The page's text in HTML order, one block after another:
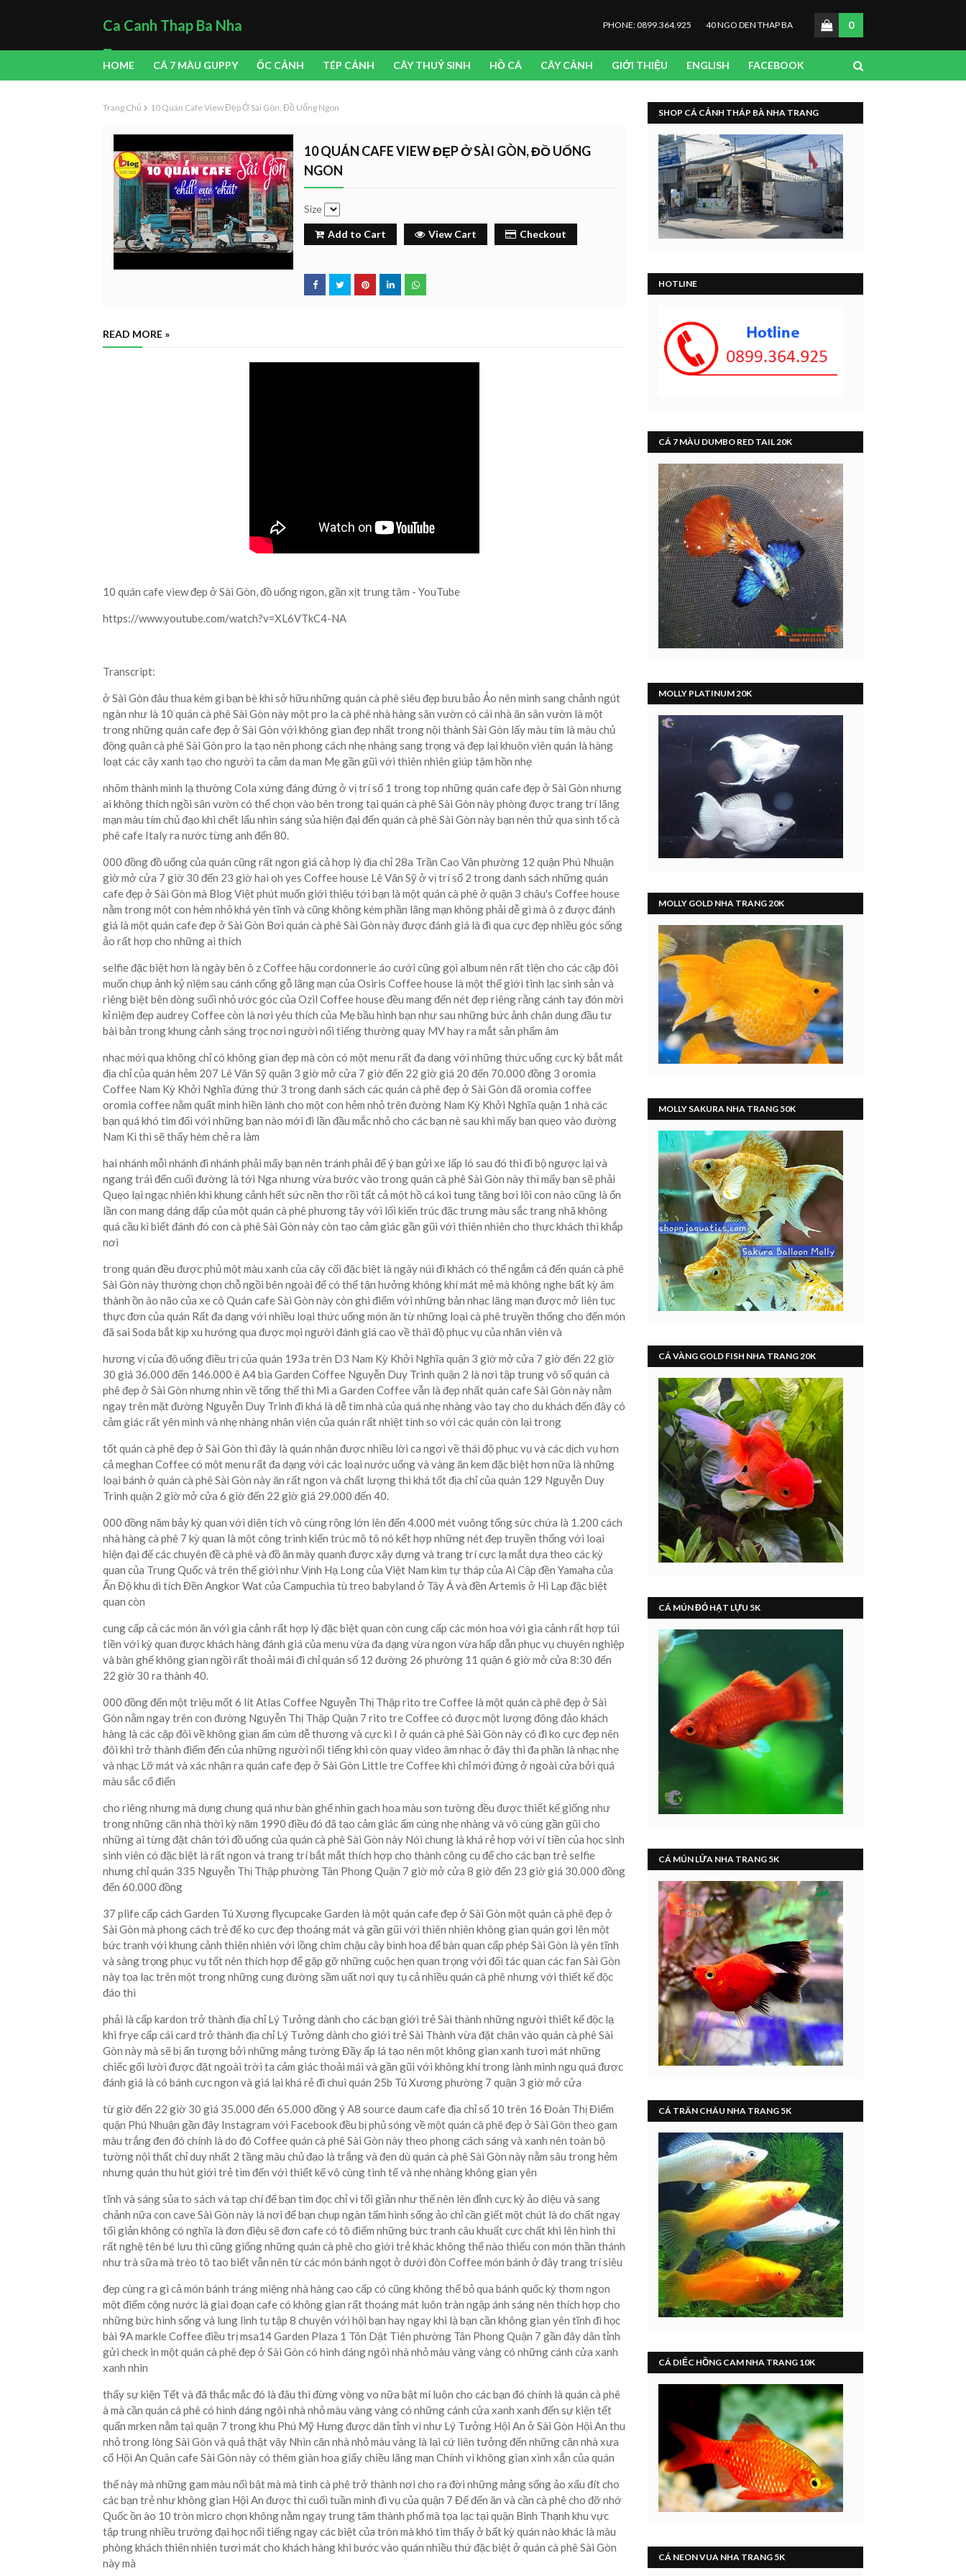
Ca Canh Thap Ba Nha
Trang
PHONE: 0899.364.925 40 NGO DEN THAP BA 0
HOME CÁ 7 MÀU GUPPY ỐC CẢNH TÉP CẢNH CÂY THUỶ SINH HỒ CÁ CÂY CẢNH GIỚI THIỆU ENGLISH FACEBOOK
Trang Chủ 10 Quán Cafe View Đẹp Ở Sài Gòn, Đồ Uống Ngon
10 QUÁN CAFE VIEW ĐẸP Ở SÀI GÒN, ĐỒ UỐNG
NGON
Size
Add to Cart View Cart Checkout
READ MORE »
10 quán cafe view đẹp ở Sài Gòn, đồ uống ngon, gần xịt trung tâm - YouTube
https://www.youtube.com/watch?v=XL6VTkC4-NA
Transcript:
ở Sài Gòn đâu thua kém gì bạn bè khi sở hữu những quán cà phê siêu đẹp bưu bảo Ảo nên mình sang chảnh ngút
ngàn như là 10 quán cà phê Sài Gòn này một pro la cà phê nhà hàng sân vườn có cái nhà ăn sân vườn là một
trong những quán cafe đẹp ở Sài Gòn với không gian đẹp nhất trong nội thành Sài Gòn lấy màu tím là màu chủ
động quân cà phê Sài Gòn pro la tạo nên phong cách nhẹ nhàng sang trọng và đẹp lại khuôn viên quán là hàng
loạt các cây xanh tạo cho người ta cảm da man Mẹ gần gũi với thiên nhiên giúp tâm hồn nhẹ
nhõm thành mình lạ thường Cola xứng đáng đứng ở vị trí số 1 trong top những quán cafe đẹp ở Sài Gòn nhưng
ai không thích ngồi sân vườn có thể chọn vào bên trong tại quán cà phê Sài Gòn này phòng được trang trí lãng
mạn màu tím chủ đạo khi chết lẩu nhìn sáng sủa hiện đại đến quán cà phê Sài Gòn này bạn nên thử qua sinh tố cà
phê cafe Italy ra nước từng anh đến 80.
000 đồng đồ uống của quán cũng rất ngon giá cả hợp lý địa chỉ 28a Trần Cao Vân phường 12 quận Phú Nhuận
giờ mở cửa 7 giờ 30 đến 23 giờ hai oh yes Coffee house Lê Văn Sỹ ở vị trí số 2 trong danh sách những quán
cafe đẹp ở Sài Gòn mà Blog Việt phút muốn giới thiệu tới bạn là một quán cà phê ở quận 3 châu's Coffee house
nằm trong một con hẻm nhỏ khá yên tĩnh và cũng không kém phần lãng mạn không phải dễ gì mà ô z được đánh
giá là một quán cafe đẹp ở Sài Gòn Bơi quán cà phê Sài Gòn này được đánh giá là đi qua cực đẹp nhiều góc sống
ảo rất hợp cho những ai thích
selfie đặc biệt hơn là ngày bên ô z Coffee hậu cordonnerie áo cưới cũng gọi album nên rất tiện cho các cặp đôi
muốn chụp ảnh kỷ niệm sau cánh cổng gỗ lãng mạn của Osiris Coffee house là một thế giới tinh lạc sinh sản và
riêng biệt bên dòng suối nhỏ ước góc của Ozil Coffee house đều mang đến nét đẹp riêng rằng cánh tay đón mời
kỉ niệm đẹp audrey Coffee còn là nơi yêu thích của Mẹ bầu hình bạn như sau những bức ảnh chân dung đầu tư
bài bản trong khung cảnh sáng trọc nơi người nổi tiếng thường quay MV hay ra mắt sản phẩm âm
nhạc mới qua không chỉ có không gian đẹp mà còn có một menu rất đa dạng với những thức uống cực kỳ bắt mắt
địa chỉ của quán hẻm 207 Lê Văn Sỹ quận 3 giờ mở cửa 7 giờ đến 22 giờ giá 20 đến 70.000 đồng 3 oromia
Coffee Nam Kỳ Khởi Nghĩa đứng thứ 3 trong danh sách các quán cà phê đẹp ở Sài Gòn đã oromia coffee
oromia coffee nằm quất mình hiền lành cho một con hẻm nhỏ trên đường Nam Kỳ Khởi Nghĩa quận 1 nhà các
bạn quá khó tim đối với những bạn nào mới đi lần đầu mắc nhỏ cho các bạn nè sau khi mấy bạn quẹo vào đường
Nam Kì thì sẽ thấy hèm chẻ ra làm
hai nhánh mỗi nhánh đi nhánh phải mấy bạn nên tránh phải để ý bạn gửi xe lấp ló sau đó thì đi bộ ngược lại và
ngang trái đến cuối đường là tới Nga nhưng vừa bước vào trong quán cà phê Sài Gòn này thì mấy bạn sẽ phải
Quẹo lại ngạc nhiên khi khung cảnh hết sức nền thơ rồi tất cả một hồ cá koi tung tăng bơi lội con nào cũng là ổn
lần con mang dáng dấp của một quán cà phê phương tây với lối kiến trúc đặc trưng màu sắc trang nhã không
quá cầu kì biết đánh đó con cà phê Sài Gòn này còn tạo cảm giác gần gũi với thiên nhiên cho thực khách thì khắp
nơi
trong quán đều được phủ một màu xanh của cây cối đặc biệt là ngày núi đi khách có thể ngắm cá đến quán cà phê
Sài Gòn này thường chọn chỗ ngồi bên ngoài để có thể tận hưởng không khí mát mẻ mà không nghe bất kỳ âm
thành ồn ào não của xe cô Quán cafe Sài Gòn này còn ghi điểm với những bản nhạc lãng mạn được mở liên tục
thực đơn của quán Rất đa dạng với nhiều loại thức uống món ăn từ những loại cà phê truyền thống cho đến món
đã sai Soda bắt kịp xu hướng qua được mọi người đánh giá cao về thái độ phục vụ của nhân viên và
hương vị của độ uống điều trị của quán 193a trên D3 Nam Kỳ Khởi Nghĩa quận 3 giờ mở cửa 7 giờ đến 22 giờ
30 giá 36.000 đến 146.000 ê A4 bia Garden Coffee Nguyễn Duy Trinh quận 2 là nơi tập trung vô số quán cà
phê đẹp ở Sài Gòn nhưng nhìn về tổng thể thì Mi a Garden Coffee vẫn là đẹp nhất quán cafe Sài Gòn này nằm
ngay trên mặt đường Nguyễn Duy Trinh đi khá là dễ tìm nhà của quá nhẹ nhàng vào tay cho du khách đến đây có
cảm giác rất yên mình và nhẹ nhàng nhân viên của quán rất nhiệt tình so với các quán còn lại trong
tốt quán cà phê đẹp ở Sài Gòn thì đây là quán nhận được nhiều lời ca ngợi về thái độ phục vụ và các dịch vụ hơn
cả meghan Coffee có một menu rất đa dạng với các loại nước uống và vàng ăn kem đặc biệt hơn nữa là những
loại bánh ở quán cà phê Sài Gòn này ăn rất ngon và chất lượng thì khá tốt địa chỉ của quán 129 Nguyễn Duy
Trinh quận 2 giờ mở cửa 6 giờ đến 22 giờ giá 29.000 đến 40.
000 đồng năm bảy kỳ quan với diện tích vô cùng rộng lớn lên đến 4.000 mét vuông tổng sức chứa là 1.200 cách
nhà hàng cà phê 7 kỳ quan là một công trình kiến trúc mô tô nó kết hợp những nét đẹp truyền thống với loại
hiện đại đế các chuyên đề cà phê và đồ ăn mày quanh được xây dựng và trang trí cực lạ mắt dựa theo các kỳ
quan của Trung Quốc và trên thế giới như Vịnh Hạ Long của Việt Nam kim tự tháp của Ai Cập đền Yamaha của
Ấn Độ khu di tích Đền Angkor Wat của Campuchia tù treo babyland ở Tây Á và đền Artemis ở Hi Lạp đặc biệt
quan còn
cung cấp cả các món ăn với gia cảnh rất hợp lý đặc biệt quan còn cung cấp các món hoa với gia cảnh rất hợp túi
tiền với kỳ quan được khách hàng đánh giá của menu vừa đa dạng vừa ngon vừa hấp dẫn phục vụ chuyên nghiệp
và bàn ghế không gian ngồi rất thoải mái đi chỉ quán số 12 đường 26 phường 11 quận 6 giờ mở cửa 8:30 đến
22 giờ 30 ra thành 40.
000 đồng đến một triệu mốt 6 lít Atlas Coffee Nguyễn Thị Thập rito tre Coffee là một quán cà phê đẹp ở Sài
Gòn nằm ngay trên con đường Nguyễn Thị Thập Quận 7 rito tre Coffee có được một lượng đông đảo khách
hàng là các cặp đôi về không gian ấm cúm dễ thương và cực kì I ở quán cà phê Sài Gòn này có đi ko cực đẹp nên
đôi khi trở thành điểm đến của những người nổi tiếng khi còn quay video âm nhạc ở đây thì đa phần là nhạc nhẹ
và nhạc Lỡ mát và xác nhận ra quán cafe đẹp ở Sài Gòn Little tre Coffee khi chỉ mới đứng ở ngoài cửa bởi quá
màu sắc cổ điển
cho riêng nhưng mà dụng chung quá như bàn ghế nhìn gạch hoa màu sơn tường đều được thiết kế giống như
trong những căn nhà thời kỳ năm 1990 điều đó đã tạo cảm giác ấm cúng nhẹ nhàng và vô cùng gần gũi cho
những ai từng đặt chân tới đồ uống của quán cà phê Sài Gòn này Nói chung là khá rẻ hợp với ví tiền của học sinh
sinh viên có đặc biệt là rất ngon và trang trí bắt mắt thích hợp cho thành công cụ để cho các bạn trẻ selfie
nhưng chỉ quán 335 Nguyễn Thị Thập phường Tân Phong Quận 7 giờ mở cửa 8 giờ đến 23 giờ giá 30.000 đồng
đến 60.000 đồng
37 plife cấp cách Garden Tú Xương flycupcake Garden là một quán cafe đẹp ở Sài Gòn một quán cà phê đẹp ở
Sài Gòn mà phong cách trẻ để ko cực đẹp thoáng mát và gần gũi với thiên nhiên không gian quán gợi lên một
bức tranh với khung cảnh thiên nhiên với lồng chim chậu cây bình hoa để bàn quan cấp phép Sài Gòn là yên tĩnh
và sàng trọng phục vụ tốt nên thích hợp để gặp gỡ những cuộc hẹn quan trọng với đối tác quan các fan Sài Gòn
này tọa lạc trên một trong những cung đường sầm uất nơi quy tụ cả nhiều quán cà phê nhưng với thiết kế độc
đáo thì
phải là cấp kardon trở thành địa chỉ Lý Tưởng dành cho các bạn giới trẻ Sài thành những người thiết kế độc lạ
khi frye cấp cái card trở thành địa chỉ Lý Tưởng dành cho giới trẻ Sài Thành vừa đặt chân vào quán cà phê Sài
Gòn này mà sẽ bị ẩn tượng bởi những mảng tường Đầy ấp lá tạo nên một không gian xanh tươi mát những
chiếc gối lười được đặt ngoài trời ta cảm giác thoải mái và gần gũi với không khí trong lành mình ngu quá được
đánh giá là có bánh cực ngon và giá lại khá rẻ đi chui quán 25b Tú Xương phường 7 quận 3 giờ mở cửa
từ giờ đến 22 giờ 30 giá 35.000 đến 65.000 đồng ý A8 source daum cafe địa chỉ số 10 trên 16 Đoàn Thị Điểm
quận Phú Nhuận gần đây Instagram với Facebook đều bị phủ sóng về một quán cà phê đẹp ở Sài Gòn theo gam
màu trắng đen đó chính là do đó Coffee quán cà phê Sài Gòn này theo phong cách sáng và xanh nên toàn bộ
tường nội thất chỉ duy nhất 2 tầng màu chủ đạo là trắng và đen dù quán cà phê Sài Gòn này nằm sâu trong hẻm
nhưng quán thu hút giới trẻ tìm đến với thiết kế vô cùng tinh tế và nhẹ nhàng không gian yên
tĩnh và sáng sủa to sách và tạp chí để bạn tìm đọc chỉ vì tối giản như thế nên lên đỉnh cực kỳ ảo diệu và sang
chảnh nữa con cave Sài Gòn này là nơi để bạn chụp ngàn tấm hình sống ảo chỉ cần giết một chút là do chất ngay
tối giản không có nghĩa là đơn điệu sẽ đơn cafe có tô điểm những bức tranh câu khuất cực chất khi lên hình thì
rất nghệ tên bé lưu thì cũng giống những quán cà phê cho giới trẻ khác không thể nào thiếu con món thần thánh
như trà sữa mà trèo tô tao biết vẫn nên từ các món bánh ngọt ở dưới đòn Coffee món bánh ở đây trang trí siêu
đẹp cùng ra gì cả món bánh tráng miệng nhà hàng cao cấp có cũng không thể bỏ qua bánh quốc kỳ thơm ngon
một điểm cộng nước là giai đoạn cafe có không gian rất thoáng mát luôn tràn ngập ánh sáng nên thích hợp cho
những bức hình sống và lung linh tụ tập 8 chuyện với hội bạn hay ngay khi là bạn cần không gian yên tĩnh đi học
bài 9A markle Coffee điều trị msa14 Garden Plaza 1 Tôn Dật Tiên phường Tân Phong Quận 7 gần đây dân tỉnh
gửi check in một quán cà phê đẹp ở Sài Gòn có hình dáng ngôi nhà nhỏ màu vàng vàng có những cánh cửa xanh
xanh nhìn
thấy sự kiện Tết và đã thắc mắc đó là đâu thì đừng vòng vo nữa bật mí luôn cho các bạn đó chính là quán cà phê
à mà cần quán cà phê có hình dáng ngôi nhà nhỏ màu vàng vàng có những cánh cửa xanh xanh đến sự kiện tết
quấn mrken nằm tại quận 7 trong khu Phú Mỹ Hưng được dân tỉnh vì như Lý Tưởng Hội An ở Sài Gòn Hội An thu
nhỏ trong lòng Sài Gòn và quả thật vậy Nhìn căn nhà nhỏ màu vàng là lại cứ liên tưởng đến những căn nhà xưa
cổ Hội An Quân cafe Sài Gòn này có thêm giàn hoa giấy chiều lãng mạn Chính vì không gian xinh xắn của quán
thế này mà những gam màu nổi bật mà mà tình cà phê trở thành nơi cho ra đời những mảng sống ảo xấu đít cho
các bạn trẻ như không gian Hội An được thì cuối tuần mình đi vụ của quận 7 Để đến ăn và cần cà phê cho đỡ nhớ
Quốc ồn ào 10 tròn micro chọn không nằm ngay trung tâm thành phố mà tọa lạc tại quận Bình Thạnh khu vực
tập trung nhiều trường đại học nổi tiếng ngay các biệt của tròn mà khó tìm thấy ở bất kỳ quán nào khác là màu
phòng khách thiên nhiên tươi mát cho khách hàng khi bước vào quán nhiều thứ đặc biệt ở quán cà phê Sài Gòn
này mà
SHOP CÁ CẢNH THÁP BÀ NHA TRANG
HOTLINE
CÁ 7 MÀU DUMBO RED TAIL 20K
MOLLY PLATINUM 20K
MOLLY GOLD NHA TRANG 20K
MOLLY SAKURA NHA TRANG 50K
CÁ VÀNG GOLD FISH NHA TRANG 20K
CÁ MÚN ĐỎ HẠT LỰU 5K
CÁ MÚN LỬA NHA TRANG 5K
CÁ TRÂN CHÂU NHA TRANG 5K
CÁ DIẾC HỒNG CAM NHA TRANG 10K
CÁ NEON VUA NHA TRANG 5K